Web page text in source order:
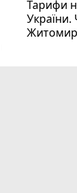
Тарифи